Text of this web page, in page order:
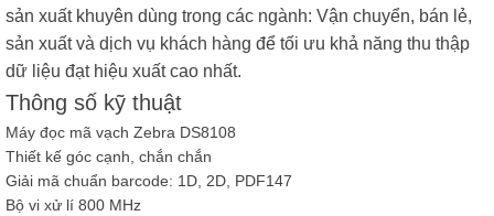
sản xuất khuyên dùng trong các ngành: Vận chuyển, bán lẻ,
sản xuất và dịch vụ khách hàng để tối ưu khả năng thu thập
dữ liệu đạt hiệu xuất cao nhất.
Thông số kỹ thuật
Máy đọc mã vạch Zebra DS8108
Thiết kế góc cạnh, chắn chắn
Giải mã chuẩn barcode: 1D, 2D, PDF147
Bộ vi xử lí 800 MHz